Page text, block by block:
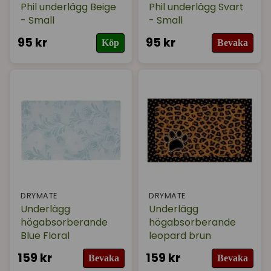
Phil underlägg Beige
- Small
95 kr Köp
Phil underlägg Svart
- Small
95 kr Bevaka
DRYMATE
Underlägg
högabsorberande
Blue Floral
159 kr Bevaka
DRYMATE
Underlägg
högabsorberande
leopard brun
159 kr Bevaka